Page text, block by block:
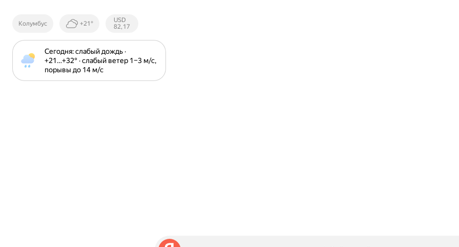
Колумбус +21°
Курсы ЦБ
РФ
USD
82,17
Сегодня: слабый дождь ·
+21⁠…⁠+32⁠° · слабый ветер 1⁠–⁠3 м⁠/⁠с,
порывы до 14 м⁠/⁠с